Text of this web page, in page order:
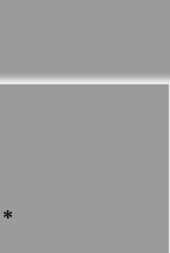
*